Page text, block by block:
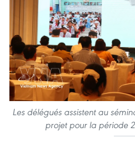
Les délégués assistent au
projet pour la période